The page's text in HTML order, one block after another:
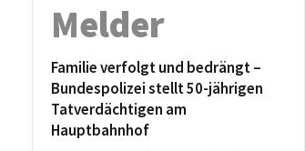
Melder
Familie verfolgt und bedrängt –
Bundespolizei stellt 50-jährigen
Tatverdächtigen am
Hauptbahnhof